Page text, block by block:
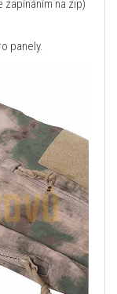
zapínáním na zip)
panely.